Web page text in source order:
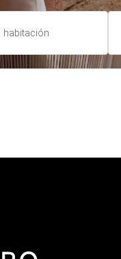
habitación